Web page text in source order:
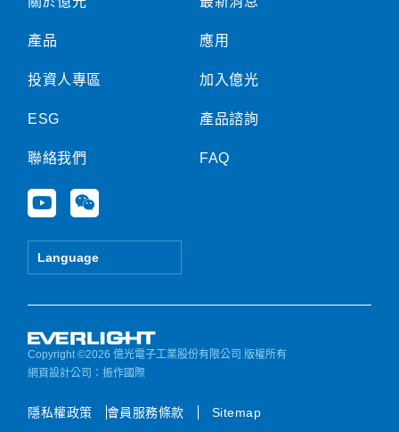
產品
投資人專區
ESG
聯絡我們
Y
o
u
e
W
e
i
Language
應用
加入億光
產品諮詢
FAQ
Copyright ©2026 億光電子工業股份有限公司 版權所有
網頁設計公司 ：振作國際
隱私權政策 會員服務條款 Sitemap